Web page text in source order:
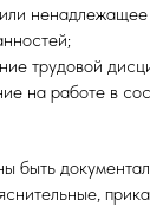
трудовой
на работе в
быть